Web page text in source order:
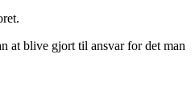
at blive gjort til ansvar for det man